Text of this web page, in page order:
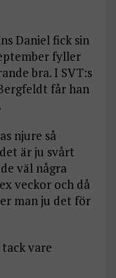
Daniel fick sin
fyller
bra. I SVT:s
får han
njure så
är ju svårt
väl några
veckor och då
man ju det för
vare